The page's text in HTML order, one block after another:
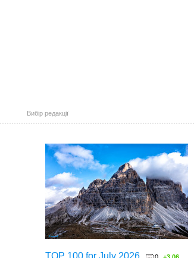
Вибір редакції
TOP 100 for July 2026